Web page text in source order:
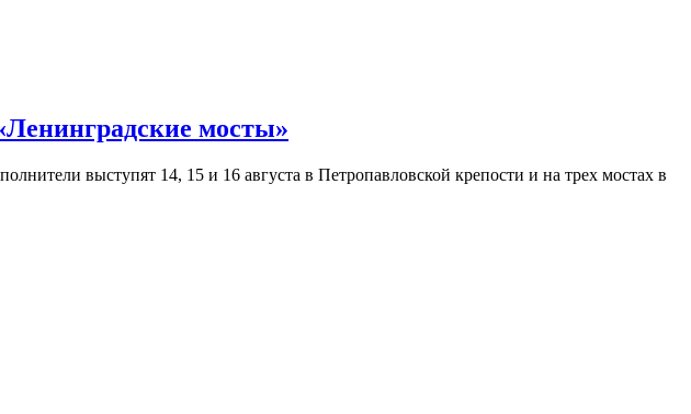
мосты»
выступят 14, 15 и 16 августа в Петропавловской крепости и на трех мостах в